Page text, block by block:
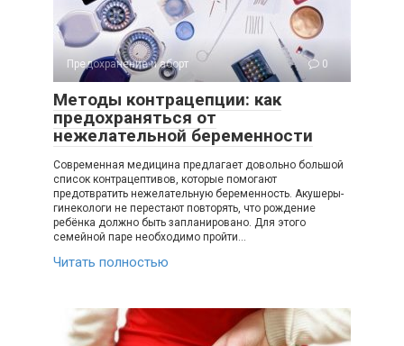
Предохранение и аборт 0
Методы контрацепции: как
предохраняться от
нежелательной беременности
Современная медицина предлагает довольно большой
список контрацептивов, которые помогают
предотвратить нежелательную беременность. Акушеры-
гинекологи не перестают повторять, что рождение
ребёнка должно быть запланировано. Для этого
семейной паре необходимо пройти…
Читать полностью